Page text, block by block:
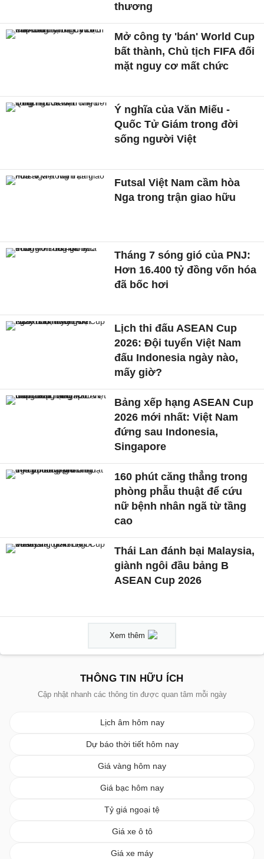
thương
Mở công ty 'bán' World Cup
bất thành, Chủ tịch FIFA đối
mặt nguy cơ mất chức
Ý nghĩa của Văn Miếu -
Quốc Tử Giám trong đời
sống người Việt
Futsal Việt Nam cầm hòa
Nga trong trận giao hữu
Tháng 7 sóng gió của PNJ:
Hơn 16.400 tỷ đồng vốn hóa
đã bốc hơi
Lịch thi đấu ASEAN Cup
2026: Đội tuyển Việt Nam
đấu Indonesia ngày nào,
mấy giờ?
Bảng xếp hạng ASEAN Cup
2026 mới nhất: Việt Nam
đứng sau Indonesia,
Singapore
160 phút căng thẳng trong
phòng phẫu thuật để cứu
nữ bệnh nhân ngã từ tầng
cao
Thái Lan đánh bại Malaysia,
giành ngôi đầu bảng B
ASEAN Cup 2026
Xem thêm
THÔNG TIN HỮU ÍCH
Cập nhật nhanh các thông tin được quan tâm mỗi ngày
Lịch âm hôm nay
Dự báo thời tiết hôm nay
Giá vàng hôm nay
Giá bạc hôm nay
Tỷ giá ngoại tệ
Giá xe ô tô
Giá xe máy